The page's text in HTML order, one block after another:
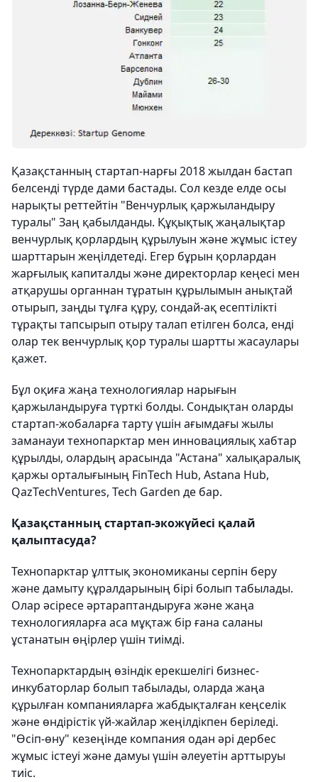
Қазақстанның стартап-нарғы 2018 жылдан бастап
белсенді түрде дами бастады. Сол кезде елде осы
нарықты реттейтін "Венчурлық қаржыландыру
туралы" Заң қабылданды. Құқықтық жаңалықтар
венчурлық қорлардың құрылуын және жұмыс істеу
шарттарын жеңілдетеді. Егер бұрын қорлардан
жарғылық капиталды және директорлар кеңесі мен
атқарушы органнан тұратын құрылымын анықтай
отырып, заңды тұлға құру, сондай-ақ есептілікті
тұрақты тапсырып отыру талап етілген болса, енді
олар тек венчурлық қор туралы шартты жасаулары
қажет.
Бұл оқиға жаңа технологиялар нарығын
қаржыландыруға түрткі болды. Сондықтан оларды
стартап-жобаларға тарту үшін ағымдағы жылы
заманауи технопарктар мен инновациялық хабтар
құрылды, олардың арасында "Астана" халықаралық
қаржы орталығының FinTech Hub, Astana Hub,
QazTechVentures, Tech Garden де бар.
Қазақстанның стартап-экожүйесі қалай
қалыптасуда?
Технопарктар ұлттық экономиканы серпін беру
және дамыту құралдарының бірі болып табылады.
Олар әсіресе әртараптандыруға және жаңа
технологияларға аса мұқтаж бір ғана саланы
ұстанатын өңірлер үшін тиімді.
Технопарктардың өзіндік ерекшелігі бизнес-
инкубаторлар болып табылады, оларда жаңа
құрылған компанияларға жабдықталған кеңселік
және өндірістік үй-жайлар жеңілдікпен беріледі.
"Өсіп-өну" кезеңінде компания одан әрі дербес
жұмыс істеуі және дамуы үшін әлеуетін арттыруы
тиіс.